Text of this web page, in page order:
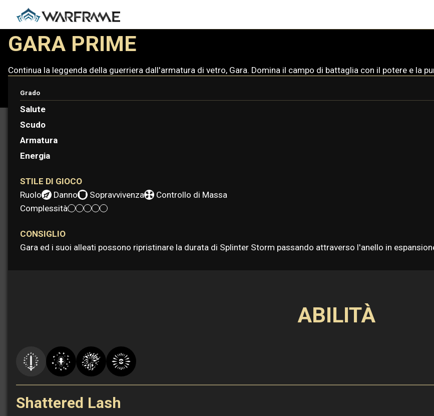
GARA PRIME
Continua la leggenda della guerriera dall'armatura di vetro, Gara. Domina il campo di battaglia con il potere e la
Grado
Salute
Scudo
Armatura
Energia
STILE DI GIOCO
Ruolo:
Danno Sopravvivenza
Controllo di Massa
Complessità:
CONSIGLIO
Gara ed i suoi alleati possono ripristinare la durata di Splinter Storm passando attraverso l'anello in
ABILITÀ
Shattered Lash